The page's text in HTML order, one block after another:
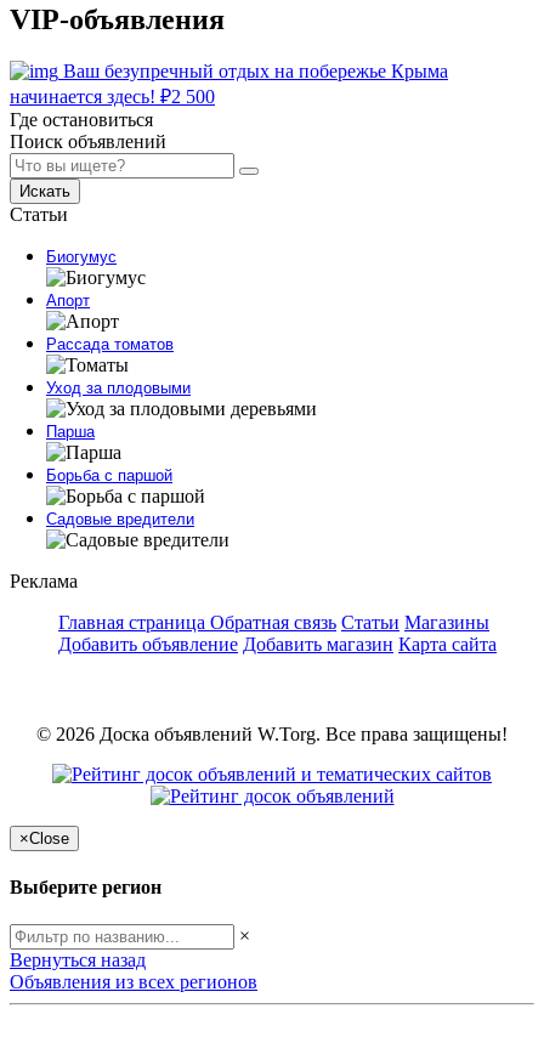
VIP-объявления
Ваш безупречный отдых на побережье Крыма
начинается здесь! ₽2 500
Где остановиться
Поиск объявлений
Искать
Статьи
Биогумус
Апорт
Рассада томатов
Уход за плодовыми
Парша
Борьба с паршой
Садовые вредители
Реклама
Главная страница Обратная связь Статьи Магазины
Добавить объявление Добавить магазин Карта сайта
© 2026 Доска объявлений W.Torg. Все права защищены!
×Close
Выберите регион
×
Вернуться назад
Объявления из всех регионов